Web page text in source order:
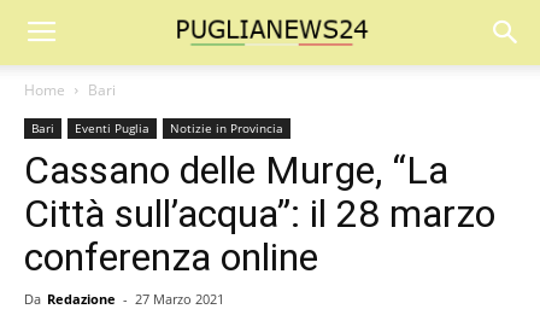
Home Bari
Bari Eventi Puglia Notizie in Provincia
Cassano delle Murge, “La
Città sull’acqua”: il 28 marzo
conferenza online
Da Redazione - 27 Marzo 2021